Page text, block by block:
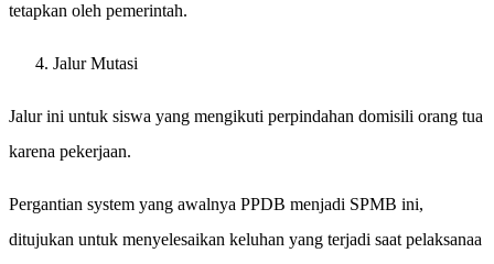
tetapkan oleh pemerintah.
Jalur Mutasi
Jalur ini untuk siswa yang mengikuti perpindahan domisili orang tua
karena pekerjaan.
Pergantian system yang awalnya PPDB menjadi SPMB ini,
ditujukan untuk menyelesaikan keluhan yang terjadi saat pelaksanaa